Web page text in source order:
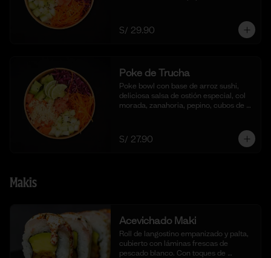
S/ 29.90
Poke de Trucha
Poke bowl con base de arroz sushi,
deliciosa salsa de ostión especial, col
morada, zanahoria, pepino, cubos de
S/ 27.90
Makis
Acevichado Maki
Roll de langostino empanizado y palta,
cubierto con láminas frescas de
pescado blanco. Con toques de